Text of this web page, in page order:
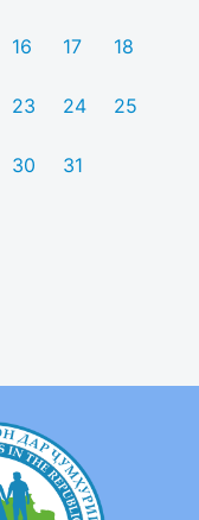
16 17 18
23 24 25
30 31